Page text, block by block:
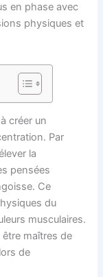
en phase avec
physiques et
créer un
Par
la
pensées
Ce
du
musculaires.
être maîtres de
de